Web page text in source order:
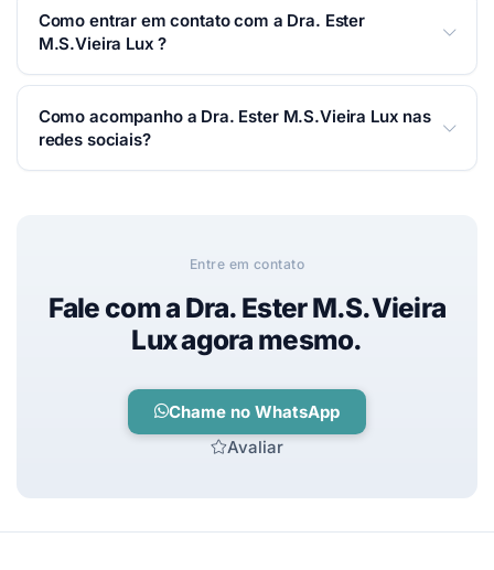
Dentista em Taubaté. Dra. Ester M.S.Vieira Lux /
CRO-SP 77088, Cirurgiã-Dentista, Ortodontia e
Como entrar em contato com a Dra. Ester
M.S.Vieira Lux ?
Você pode falar com a Dra. Ester M.S.Vieira Lux por
WhatsApp, telefone ou e-mail — é só usar os botões
Como acompanho a Dra. Ester M.S.Vieira Lux nas
redes sociais?
Entre em contato
Fale com a Dra. Ester M.S.Vieira
Lux agora mesmo.
Chame no WhatsApp
Avaliar